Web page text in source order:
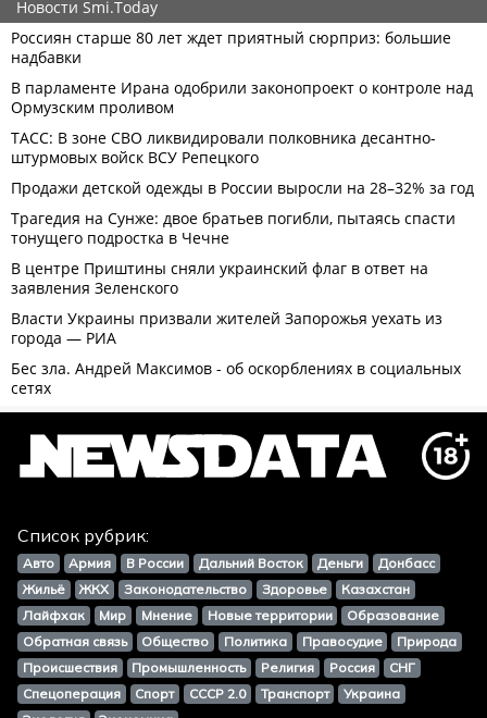
Список рубрик:
Авто Армия В России Дальний Восток Деньги
Донбасс
Жильё
ЖКХ Законодательство Здоровье
Казахстан
Лайфхак
Мир Мнение Новые территории
Образование
Обратная связь
Общество Политика Правосудие
Природа
Происшествия
Промышленность Религия Россия
СНГ
Спецоперация
Спорт СССР 2.0 Транспорт
Украина